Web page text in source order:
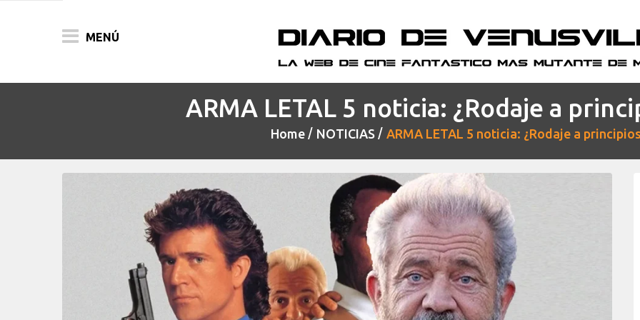
MENÚ
ARMA LETAL 5 noticia: ¿Rodaje a
Home NOTICIAS ARMA LETAL 5 noticia: ¿Rodaje a
FESTIVALES